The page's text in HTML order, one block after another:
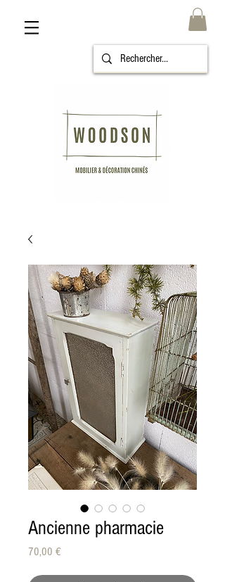
Ancienne pharmacie
70,00 €Prix